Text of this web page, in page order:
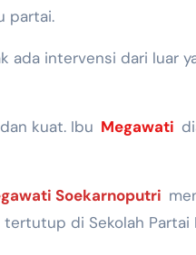
partai.
ada intervensi dari luar
kuat. Ibu Megawati
Soekarnoputri
di Sekolah Partai